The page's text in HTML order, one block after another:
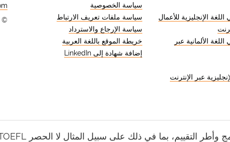
اللغة الإنجليزية للأعمال
الألمانية عبر
عبر الإنترنت
سياسة الخصوصية
سياسة ملفات تعريف الارتباط
سياسة الإرجاع والاسترداد
خريطة الموقع باللغة العربية
إضافة شهادة إلى LinkedIn
© Testizer 2026